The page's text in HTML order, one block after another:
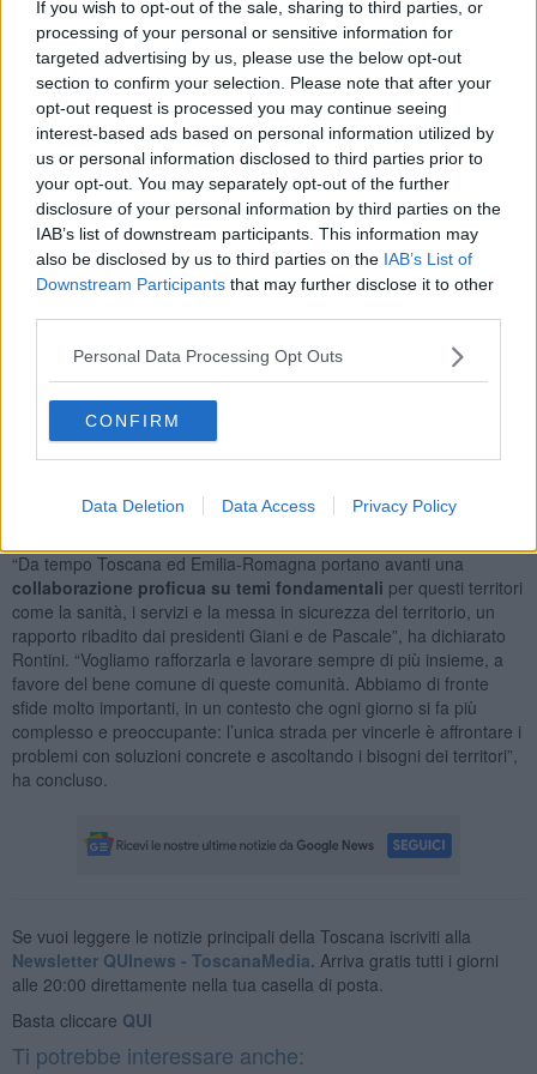
If you wish to opt-out of the sale, sharing to third parties, or
processing of your personal or sensitive information for
targeted advertising by us, please use the below opt-out
section to confirm your selection. Please note that after your
opt-out request is processed you may continue seeing
interest-based ads based on personal information utilized by
us or personal information disclosed to third parties prior to
your opt-out. You may separately opt-out of the further
disclosure of your personal information by third parties on the
IAB’s list of downstream participants. This information may
also be disclosed by us to third parties on the IAB’s List of
Downstream Participants that may further disclose it to other
Personal Data Processing Opt Outs
CONFIRM
Data Deletion Data Access Privacy Policy
prevenzione dal dissesto idrogeologico fra Toscana ed Emilia-
Romagna”, che si è svolto a Palazzuolo sul Senio.
Il faccia a faccia ha visto protagonisti i sottosegretari alla
presidenza delle Regioni Toscana,Bernard Dika , ed Emilia-
Romagna, Manuela Rontini. All’incontro erano presenti i sindaci
dei Comuni toscani e romagnoli e la consigliera regionale della
Toscana Serena Spinelli.
“C’è una volontà chiara dei presidenti Eugenio Giani e Michele De
di lavorare fianco a fianco, con il coraggio di andare oltre
etichette e confini. Nei territori di confine conta solo una cosa: il
bene delle comunità”, ha detto Dika.
“Chi vive qui - ha aggiunto - non chiede se un servizio è toscano o
emiliano-romagnolo, ma se funziona. Dalla
partire dai medici di famiglia, alla
serve un lavoro davvero condiviso. Anche l’esperienza dei comuni
che questa strada è già realtà: tutti devono avere le stesse
“Da tempo Toscana ed Emilia-Romagna portano avanti una
collaborazione proficua su temi fondamentali per questi territori
come la sanità, i servizi e la messa in sicurezza del territorio, un
rapporto ribadito dai presidenti Giani e de Pascale”, ha dichiarato
Rontini. “Vogliamo rafforzarla e lavorare sempre di più insieme, a
favore del bene comune di queste comunità. Abbiamo di fronte
sfide molto importanti, in un contesto che ogni giorno si fa più
complesso e preoccupante: l’unica strada per vincerle è affrontare i
problemi con soluzioni concrete e ascoltando i bisogni dei territori”,
ha concluso.
Se vuoi leggere le notizie principali della Toscana iscriviti alla
Newsletter QUInews - ToscanaMedia. Arriva gratis tutti i giorni
alle 20:00 direttamente nella tua casella di posta.
Basta cliccare QUI
Ti potrebbe interessare anche: